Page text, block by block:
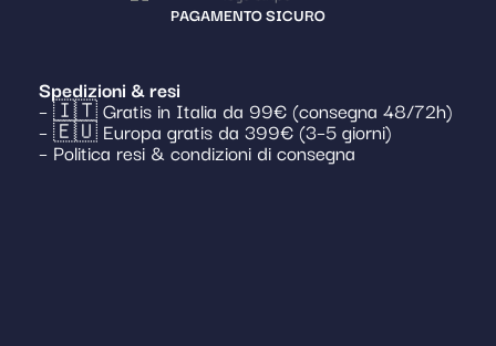
PAGAMENTO SICURO
Spedizioni & resi
– 🇮🇹 Gratis in Italia da 99€ (consegna 48/72h)
– 🇪🇺 Europa gratis da 399€ (3–5 giorni)
– Politica resi & condizioni di consegna